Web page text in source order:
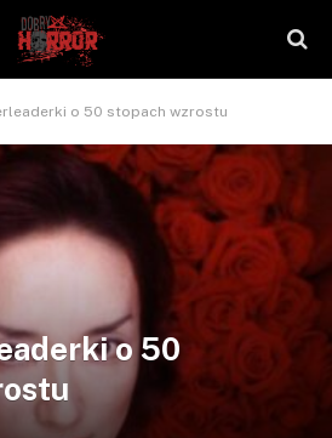
o 50 stopach wzrostu
o 50